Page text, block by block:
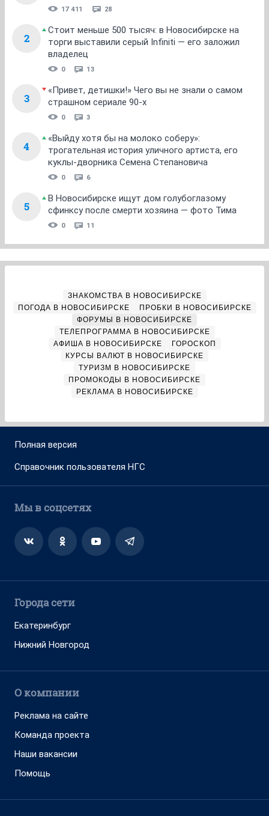
17 411 28
2
Стоит меньше 500 тысяч: в Новосибирске на
торги выставили серый Infiniti — его заложил
владелец
0 13
3
«Привет, детишки!» Чего вы не знали о самом
страшном сериале 90-х
0 3
4
«Выйду хотя бы на молоко соберу»:
трогательная история уличного артиста, его
куклы-дворника Семена Степановича
0 6
5
В Новосибирске ищут дом голубоглазому
сфинксу после смерти хозяина — фото Тима
0 11
ЗНАКОМСТВА В НОВОСИБИРСКЕ
ПОГОДА В НОВОСИБИРСКЕ
ПРОБКИ В НОВОСИБИРСКЕ
ФОРУМЫ В НОВОСИБИРСКЕ
ТЕЛЕПРОГРАММА В НОВОСИБИРСКЕ
АФИША В НОВОСИБИРСКЕ
ГОРОСКОП
КУРСЫ ВАЛЮТ В НОВОСИБИРСКЕ
ТУРИЗМ В НОВОСИБИРСКЕ
ПРОМОКОДЫ В НОВОСИБИРСКЕ
РЕКЛАМА В НОВОСИБИРСКЕ
Полная версия
Справочник пользователя НГС
Мы в соцсетях
Города сети
Екатеринбург
Нижний Новгород
О компании
Реклама на сайте
Команда проекта
Наши вакансии
Помощь